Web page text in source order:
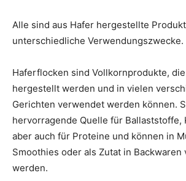
Alle sind aus Hafer hergestellte
unterschiedliche Verwendungszwecke.
Haferflocken sind Vollkornprodukte,
hergestellt werden und in vielen
Gerichten verwendet werden können.
hervorragende Quelle für Ballaststoffe,
aber auch für Proteine und können in
Smoothies oder als Zutat in Backwaren
werden.